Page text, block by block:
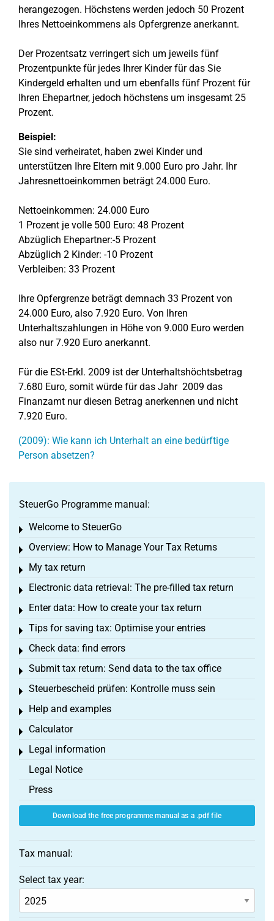
herangezogen. Höchstens werden jedoch 50 Prozent
Ihres Nettoeinkommens als Opfergrenze anerkannt.
Der Prozentsatz verringert sich um jeweils fünf
Prozentpunkte für jedes Ihrer Kinder für das Sie
Kindergeld erhalten und um ebenfalls fünf Prozent für
Ihren Ehepartner, jedoch höchstens um insgesamt 25
Prozent.
Beispiel:
Sie sind verheiratet, haben zwei Kinder und
unterstützen Ihre Eltern mit 9.000 Euro pro Jahr. Ihr
Jahresnettoeinkommen beträgt 24.000 Euro.
Nettoeinkommen: 24.000 Euro
1 Prozent je volle 500 Euro: 48 Prozent
Abzüglich Ehepartner:-5 Prozent
Abzüglich 2 Kinder: -10 Prozent
Verbleiben: 33 Prozent
Ihre Opfergrenze beträgt demnach 33 Prozent von
24.000 Euro, also 7.920 Euro. Von Ihren
Unterhaltszahlungen in Höhe von 9.000 Euro werden
also nur 7.920 Euro anerkannt.
Für die ESt-Erkl. 2009 ist der Unterhaltshöchtsbetrag
7.680 Euro, somit würde für das Jahr 2009 das
Finanzamt nur diesen Betrag anerkennen und nicht
7.920 Euro.
(2009): Wie kann ich Unterhalt an eine bedürftige
Person absetzen?
SteuerGo Programme manual:
Welcome to SteuerGo
Toggle menu
Overview: How to Manage Your Tax Returns
Toggle menu
My tax return
Toggle menu
Electronic data retrieval: The pre-filled tax return
Toggle menu
Enter data: How to create your tax return
Toggle menu
Tips for saving tax: Optimise your entries
Toggle menu
Check data: find errors
Toggle menu
Submit tax return: Send data to the tax office
Toggle menu
Steuerbescheid prüfen: Kontrolle muss sein
Toggle menu
Help and examples
Toggle menu
Calculator
Toggle menu
Legal information
Toggle menu
Legal Notice
Press
Download the free programme manual as a .pdf file
Tax manual:
Select tax year: